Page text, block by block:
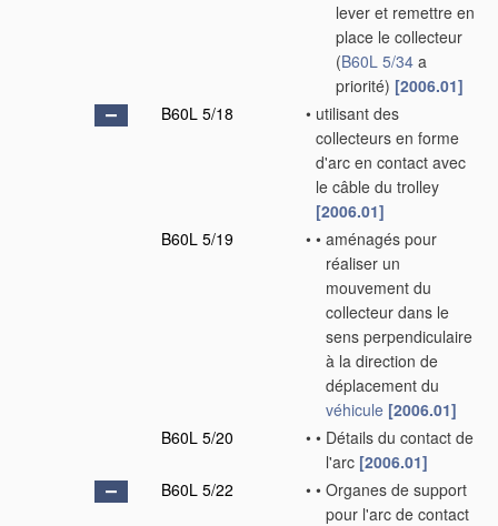
lever et remettre en
place le collecteur
(B60L 5/34 a
priorité) [2006.01]
B60L 5/18
• utilisant des
collecteurs en forme
d'arc en contact avec
le câble du trolley
[2006.01]
B60L 5/19
• • aménagés pour
réaliser un
mouvement du
collecteur dans le
sens perpendiculaire
à la direction de
déplacement du
véhicule [2006.01]
B60L 5/20
• • Détails du contact de
l'arc [2006.01]
B60L 5/22
• • Organes de support
pour l'arc de contact